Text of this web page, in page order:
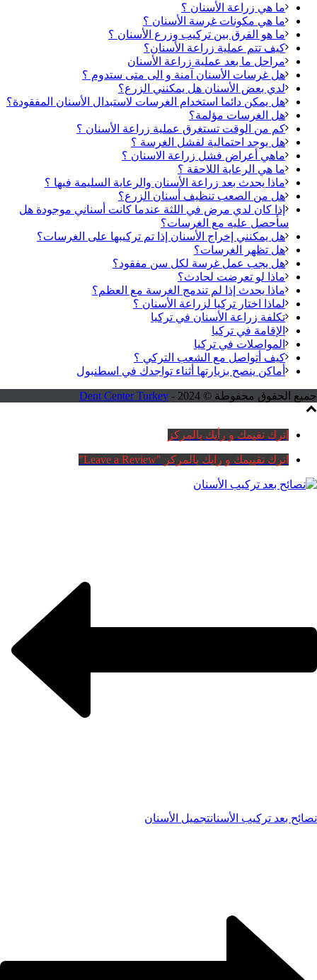
ما هي زراعة الأسنان ؟
ما هي مكونات غرسة الأسنان ؟
ما هو الفرق بين تركيب وزرع الأسنان ؟
كيف تتم عملية زراعة الأسنان؟
مراحل ما بعد عملية زراعة الأسنان
هل غرسات الأسنان آمنة و الى متى ستدوم ؟
لدي بعض الأسنان هل يمكنني الزرع؟
هل يمكن دائما استخدام الغرسات لاستبدال الأسنان المفقودة؟
هل الغرسات مؤلمة؟
كم من الوقت تستغرق عملية زراعة الأسنان ؟
هل يوجد احتمالية لفشل الغرسة ؟
ماهي أعراض فشل زراعة الاسنان ؟
ما هي الرعاية اللاحقة ؟
ماذا يحدث بعد زراعة الأسنان والرعاية السليمة فيها ؟
هل من الصعب تنظيف أسنان الزرع؟
إذا كان لدي مرض في اللثة عندما كانت أسناني موجودة هل
سأحصل عليه مع الغرسات؟
هل يمكنني إخراج الأسنان إذا تم تركيبها على الغرسات؟
هل تظهر الغرسات؟
هل يجب عمل غرسة لكل سن مفقود؟
ماذا لو تعرضت لحادث؟
ماذا يحدث إذا لم تندمج الغرسة مع العظم؟
لماذا اختار تركيا لزراعة الأسنان ؟
تكلفة زراعة الأسنان في تركيا
الإقامة في تركيا
المواصلات في تركيا
كيف أتواصل مع الشعب التركي ؟
أماكن ينصح بزيارتها أثناء تواجدك في اسطنبول
جميع الحقوق محفوطة © 2024 - Dent Center Turkey
إترك تقيمك و رأيك بالمركز
اترك تقييمك و رايك بالمركز "Leave a Review"
نصائح بعد تركيب الأسنانتجميل الأسنان